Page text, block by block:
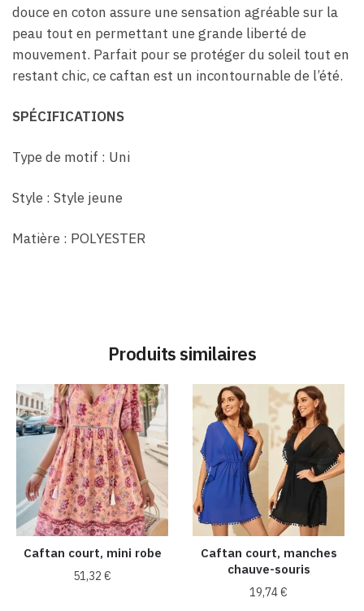
douce en coton assure une sensation agréable sur la
peau tout en permettant une grande liberté de
mouvement. Parfait pour se protéger du soleil tout en
restant chic, ce caftan est un incontournable de l’été.
SPÉCIFICATIONS
Type de motif : Uni
Style : Style jeune
Matière : POLYESTER
Produits similaires
Caftan court, mini robe
51,32€
Caftan court, manches
chauve-souris
19,74€